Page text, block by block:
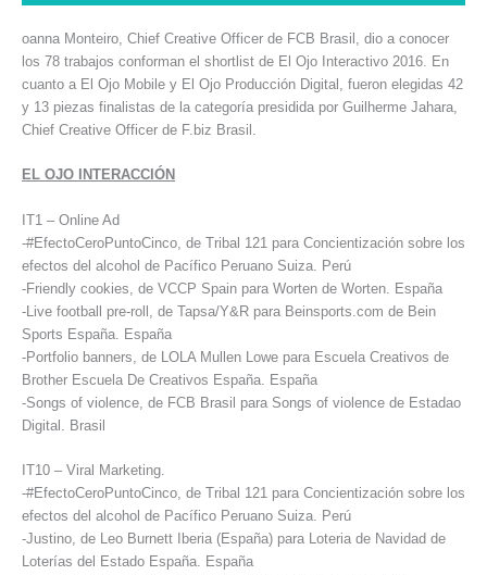
oanna Monteiro, Chief Creative Officer de FCB Brasil, dio a conocer
los 78 trabajos conforman el shortlist de El Ojo Interactivo 2016. En
cuanto a El Ojo Mobile y El Ojo Producción Digital, fueron elegidas 42
y 13 piezas finalistas de la categoría presidida por Guilherme Jahara,
Chief Creative Officer de F.biz Brasil.
EL OJO INTERACCIÓN
IT1 – Online Ad
-#EfectoCeroPuntoCinco, de Tribal 121 para Concientización sobre los
efectos del alcohol de Pacífico Peruano Suiza. Perú
-Friendly cookies, de VCCP Spain para Worten de Worten. España
-Live football pre-roll, de Tapsa/Y&R para Beinsports.com de Bein
Sports España. España
-Portfolio banners, de LOLA Mullen Lowe para Escuela Creativos de
Brother Escuela De Creativos España. España
-Songs of violence, de FCB Brasil para Songs of violence de Estadao
Digital. Brasil
IT10 – Viral Marketing.
-#EfectoCeroPuntoCinco, de Tribal 121 para Concientización sobre los
efectos del alcohol de Pacífico Peruano Suiza. Perú
-Justino, de Leo Burnett Iberia (España) para Loteria de Navidad de
Loterías del Estado España. España